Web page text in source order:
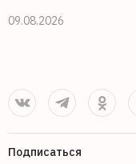
09.08.2026
Подписаться